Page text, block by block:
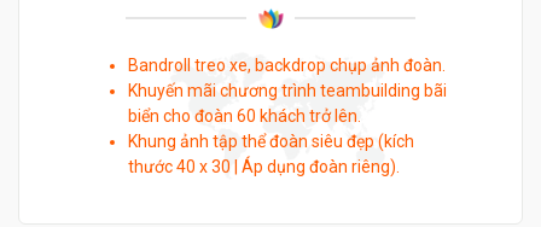
Bandroll treo xe, backdrop chụp ảnh đoàn.
Khuyến mãi chương trình teambuilding bãi
biển cho đoàn 60 khách trở lên.
Khung ảnh tập thể đoàn siêu đẹp (kích
thước 40 x 30 | Áp dụng đoàn riêng).